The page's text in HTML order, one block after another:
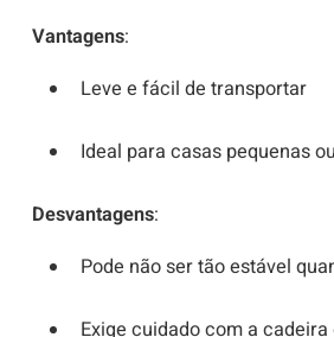
Vantagens:
Leve e fácil de transportar
Ideal para casas pequenas
Desvantagens:
Pode não ser tão estável
Exige cuidado com a cadeira